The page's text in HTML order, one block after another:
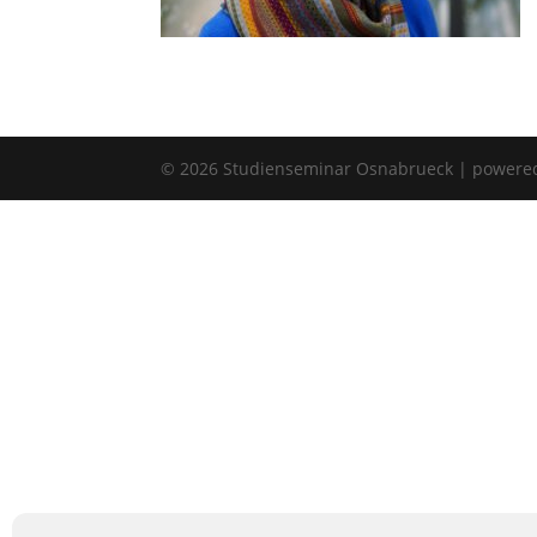
© 2026 Studienseminar Osnabrueck |